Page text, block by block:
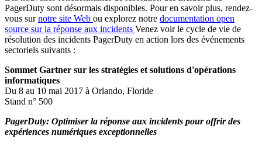
PagerDuty sont désormais disponibles. Pour en savoir plus, rendez-
vous surnotre site Web ou explorez notre documentation open
source sur la réponse aux incidents Venez voir le cycle de vie de
résolution des incidents PagerDuty en action lors des événements
sectoriels suivants :
Sommet Gartner sur les stratégies et solutions d'opérations
informatiques
Du 8 au 10 mai 2017 à Orlando, Floride
Stand n° 500
PagerDuty: Optimiser la réponse aux incidents pour offrir des
expériences numériques exceptionnelles